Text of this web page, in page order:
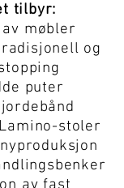
tilbyr:
møbler
og
puter
stoler